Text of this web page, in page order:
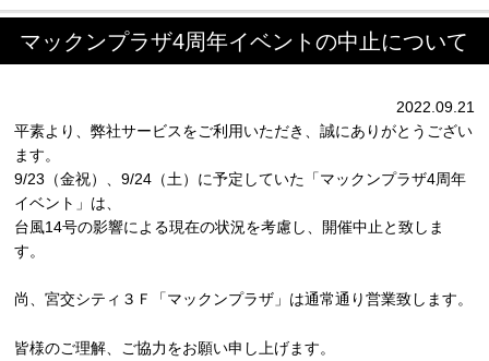
マックンプラザ4周年イベントの中止について
2022.09.21
平素より、弊社サービスをご利用いただき、誠にありがとうござい
ます。
9/23（金祝）、9/24（土）に予定していた「マックンプラザ4周年
イベント」は、
台風14号の影響による現在の状況を考慮し、開催中止と致しま
す。
尚、宮交シティ３Ｆ「マックンプラザ」は通常通り営業致します。
皆様のご理解、ご協力をお願い申し上げます。